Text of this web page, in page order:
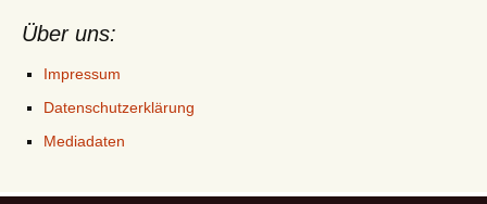
Über uns:
Impressum
Datenschutzerklärung
Mediadaten